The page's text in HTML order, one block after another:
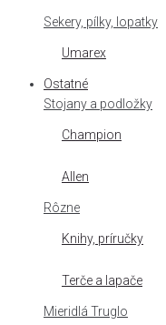
Sekery, pílky, lopatky
Umarex
Ostatné
Stojany a podložky
Champion
Allen
Rôzne
Knihy, príručky
Terče a lapače
Mieridlá Truglo